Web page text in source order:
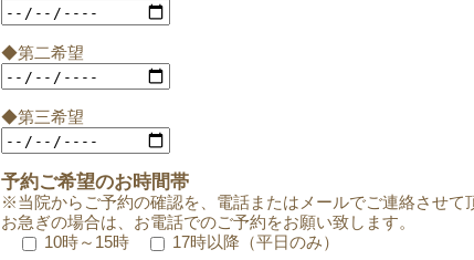
◆第二希望
◆第三希望
予約ご希望のお時間帯
※当院からご予約の確認を、電話またはメールでご連絡させて
お急ぎの場合は、お電話でのご予約をお願い致します。
10時～15時
17時以降（平日のみ）